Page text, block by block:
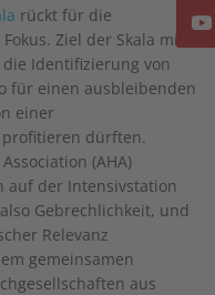
rückt für die
Ziel der Skala mit
Identifizierung von
für einen ausbleibenden
einer
dürften.
(AHA)
auf der Intensivstation
Gebrechlichkeit, und
Relevanz
gemeinsamen
aus